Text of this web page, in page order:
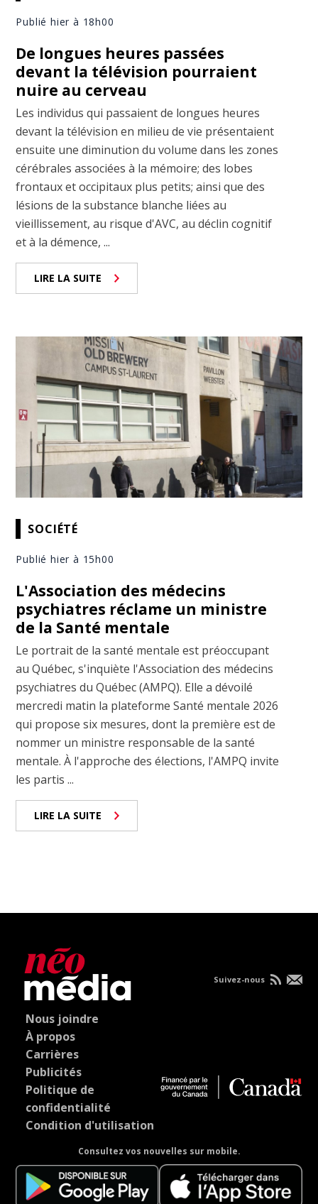
Publié hier à 18h00
De longues heures passées
devant la télévision pourraient
nuire au cerveau
Les individus qui passaient de longues heures
devant la télévision en milieu de vie présentaient
ensuite une diminution du volume dans les zones
cérébrales associées à la mémoire; des lobes
frontaux et occipitaux plus petits; ainsi que des
lésions de la substance blanche liées au
vieillissement, au risque d'AVC, au déclin cognitif
et à la démence, ...
LIRE LA SUITE
SOCIÉTÉ
Publié hier à 15h00
L'Association des médecins
psychiatres réclame un ministre
de la Santé mentale
Le portrait de la santé mentale est préoccupant
au Québec, s'inquiète l'Association des médecins
psychiatres du Québec (AMPQ). Elle a dévoilé
mercredi matin la plateforme Santé mentale 2026
qui propose six mesures, dont la première est de
nommer un ministre responsable de la santé
mentale. À l'approche des élections, l'AMPQ invite
les partis ...
LIRE LA SUITE
Nous joindre
À propos
Carrières
Publicités
Politique de
confidentialité
Condition d'utilisation
Consultez vos nouvelles sur mobile.
Suivez-nous